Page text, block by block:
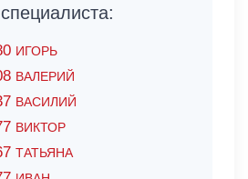
ИГОРЬ
ВАЛЕРИЙ
ВАСИЛИЙ
ВИКТОР
ТАТЬЯНА